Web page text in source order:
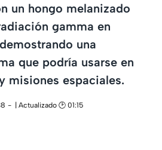
un hongo melanizado
gamma en
una
que podría usarse en
misiones espaciales.
| Actualizado 🕑 01:15